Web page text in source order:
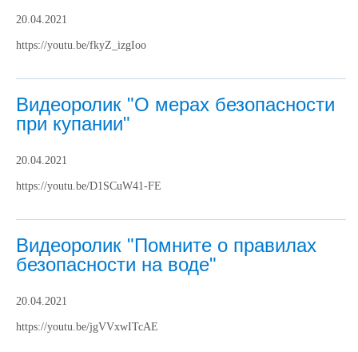
20.04.2021
https://youtu.be/fkyZ_izgIoo
Видеоролик "О мерах безопасности
при купании"
20.04.2021
https://youtu.be/D1SCuW41-FE
Видеоролик "Помните о правилах
безопасности на воде"
20.04.2021
https://youtu.be/jgVVxwITcAE